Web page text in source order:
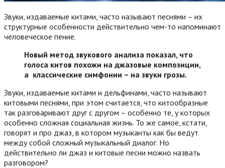
Звуки, издаваемые китами, часто называют песнями – их
структурные особенности действительно чем-то напоминают
человеческое пение.
Новый метод звукового анализа показал, что
голоса китов похожи на джазовые композиции,
а классические симфонии – на звуки грозы.
Звуки, издаваемые китами и дельфинами, часто называют
китовыми песнями, при этом считается, что китообразные
так разговаривают друг с другом – особенно те, у которых
особенно сложная социальная жизнь. То же самое, кстати,
говорят и про джаз, в котором музыканты как бы ведут
между собой сложный музыкальный диалог. Но
действительно ли джаз и китовые песни можно назвать
разговором?